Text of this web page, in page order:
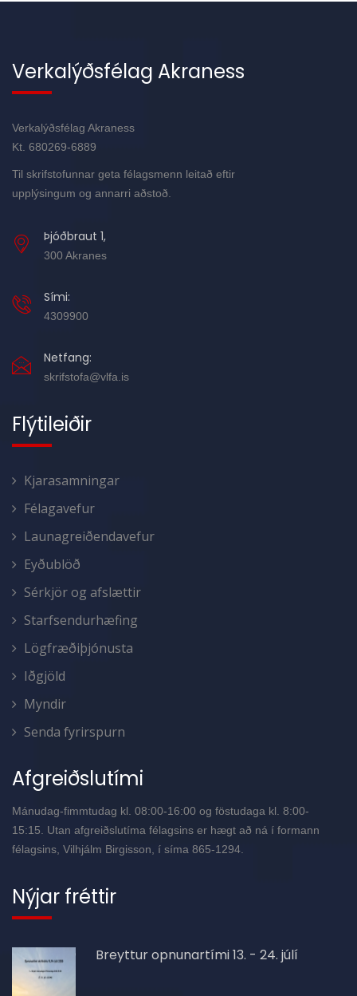
Verkalýðsfélag Akraness
Verkalýðsfélag Akraness
Kt. 680269-6889
Til skrifstofunnar geta félagsmenn leitað eftir
upplýsingum og annarri aðstoð.
Þjóðbraut 1,
300 Akranes
Sími:
4309900
Netfang:
skrifstofa@vlfa.is
Flýtileiðir
Kjarasamningar
Félagavefur
Launagreiðendavefur
Eyðublöð
Sérkjör og afslættir
Starfsendurhæfing
Lögfræðiþjónusta
Iðgjöld
Myndir
Senda fyrirspurn
Afgreiðslutími
Mánudag-fimmtudag kl. 08:00-16:00 og föstudaga kl. 8:00-
15:15. Utan afgreiðslutíma félagsins er hægt að ná í formann
félagsins, Vilhjálm Birgisson, í síma 865-1294.
Nýjar fréttir
Breyttur opnunartími 13. - 24. júlí